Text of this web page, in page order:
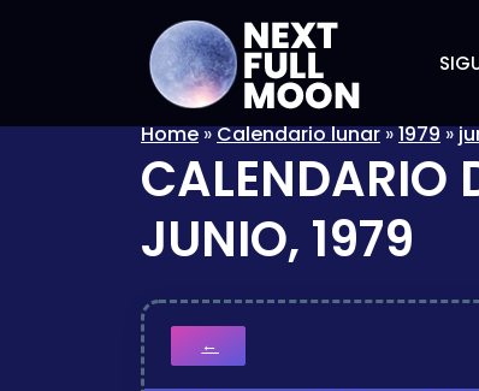
Home»Calendario lunar»1979»
CALENDARIO
JUNIO, 1979
←